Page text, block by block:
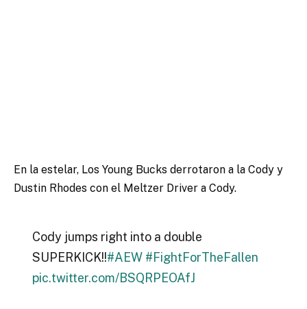
En la estelar, Los Young Bucks derrotaron a la Cody y
Dustin Rhodes con el Meltzer Driver a Cody.
Cody jumps right into a double
SUPERKICK!!#AEW #FightForTheFallen
pic.twitter.com/BSQRPEOAfJ